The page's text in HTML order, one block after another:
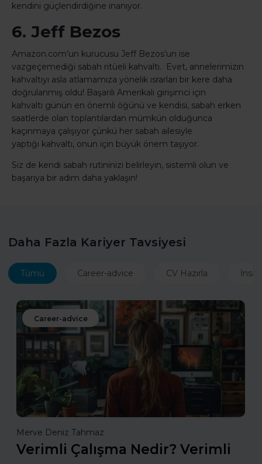
kendini güçlendirdiğine inanıyor.
6. Jeff Bezos
Amazon.com’un kurucusu Jeff Bezos’un ise
vazgeçemediği sabah ritüeli kahvaltı. Evet, annelerimizin
kahvaltıyı asla atlamamıza yönelik ısrarları bir kere daha
doğrulanmış oldu! Başarılı Amerikalı girişimci için
kahvaltı günün en önemli öğünü ve kendisi, sabah erken
saatlerde olan toplantılardan mümkün olduğunca
kaçınmaya çalışıyor çünkü her sabah ailesiyle
yaptığı kahvaltı, onun için büyük önem taşıyor.
Siz de kendi sabah rutininizi belirleyin, sistemli olun ve
başarıya bir adım daha yaklaşın!
Daha Fazla Kariyer Tavsiyesi
Tümü Career-advice CV Hazırla
Career-advice
Merve Deniz Tahmaz
Verimli Çalışma Nedir? Verimli